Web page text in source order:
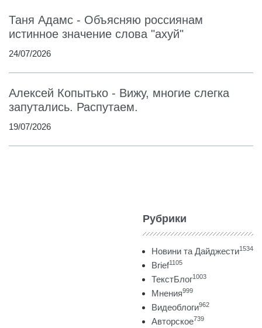
Таня Адамс - Объясняю россиянам
истинное значение слова "ахуй"
24/07/2026
Алексей Копытько - Вижу, многие слегка
запутались. Распутаем.
19/07/2026
Рубрики
Новини та Дайджести1534
Brief1105
ТекстБлог1003
Мнения999
Видеоблоги962
Авторское739